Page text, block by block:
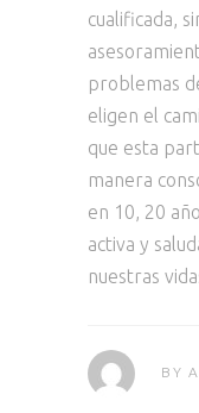
cualificada,
problemas
eligen el
que esta
manera
en 10, 20
activa y
nuestras
BY